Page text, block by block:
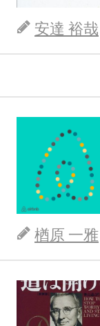
安達 裕哉
楢原 一雅